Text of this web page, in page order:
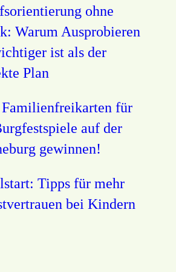
ohne
Warum Ausprobieren
ist als der
Plan
Familienfreikarten für
auf der
gewinnen!
Tipps für mehr
bei Kindern